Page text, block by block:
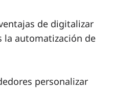
de digitalizar
la automatización de
personalizar